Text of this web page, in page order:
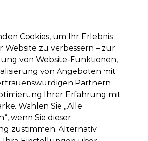
Anmelden
Haare Elektrogeräte Saloneinrichtung
und Lieferzeiten
– mehr erfahren
Cape Sleeves Hook
Cookies, um Ihr Erlebnis
Website zu verbessern – zur
von Website-Funktionen,
von Angeboten mit
Partnern
Ihrer Erfahrung mit
Wählen Sie „Alle
wenn Sie dieser
zustimmen. Alternativ